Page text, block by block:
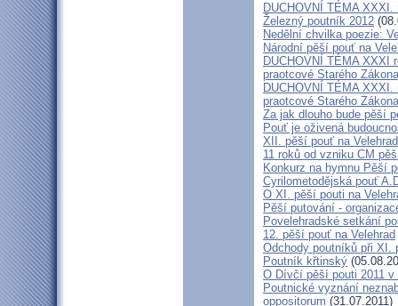
DUCHOVNÍ TÉMA
Železný poutník 2012
Nedělní chvilka poezie:
Národní pěší pouť na
DUCHOVNÍ TÉMA XXXI
praotcové Starého Zákona
DUCHOVNÍ TÉMA
praotcové Starého Zákona
Za jak dlouho bude pěší
Pouť je oživená
XII. pěší pouť na
11 roků od vzniku CM
Konkurz na hymnu Pěší
Cyrilometodějská pouť
O XI. pěší pouti na
Pěší putování -
Povelehradské setkání
12. pěší pouť na Velehrad
Odchody poutníků při XI.
Poutník křtinský
O Dívčí pěší pouti 2011 v
Poutnické vyznání
oppositorum (31.07.2011)